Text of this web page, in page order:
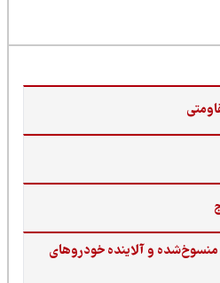
و آلاینده خودروهای